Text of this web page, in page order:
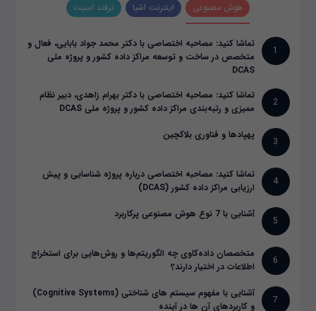
هوش مصنوعی اینترنت اشیا ترفند امنیت
1
تماشا کنید: مصاحبه اختصاصی با دکتر محمد جواد بابایی، فعال و
متخصص در ساخت و توسعه مراکز داده کشور و پروژه ملی
DCAS
2
تماشا کنید: مصاحبه اختصاصی با دکتر بهرام زاهدی، دبیر نظام
ممیزی و رتبه‌بندی مراکز داده کشور و پروژه ملی DCAS
3
پهپادها و فناوری بلاکچین
4
تماشا کنید: مصاحبه اختصاصی درباره پروژه شناسایی و پیش
ارزیابی مراکز داده کشور (DCAS)
5
آشنایی با 7 نوع هوش مصنوعی پرکاربرد
6
متخصصان داده‌کاوی چه الگوریتم‌ها و روش‌هایی برای استخراج
اطلاعات در اختیار دارند؟
7
آشنایی با مفهوم سیستم های شناختی (Cognitive Systems)
و کاربردهای آن ها در آینده